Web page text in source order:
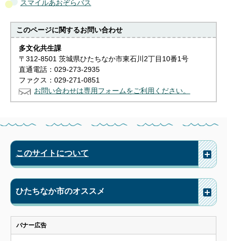
スマイルあおぞらバス
このページに関するお問い合わせ
多文化共生課
〒312-8501 茨城県ひたちなか市東石川2丁目10番1号
直通電話：029-273-2935
ファクス：029-271-0851
お問い合わせは専用フォームをご利用ください。
このサイトについて
ひたちなか市のオススメ
バナー広告